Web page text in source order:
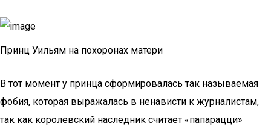
Принц Уильям на похоронах матери
В тот момент у принца сформировалась так называемая
фобия, которая выражалась в ненависти к журналистам,
так как королевский наследник считает «папарацци»